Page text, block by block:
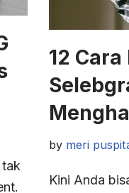
12
by meri
Kini Anda